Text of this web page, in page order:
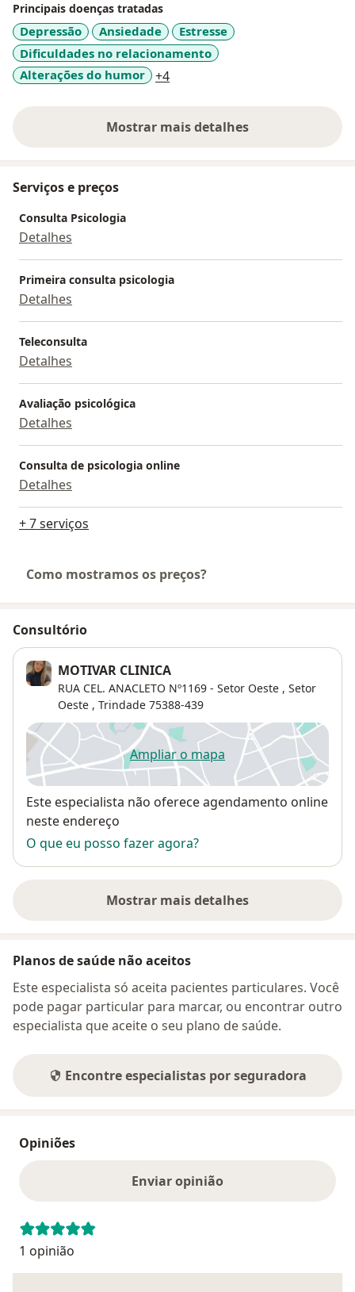
Principais doenças tratadas
Depressão Ansiedade
Estresse
Dificuldades no relacionamento
Alterações do humor
+4a11y_sr_more_diseases
Mostrar mais detalhes
sobre a experiência
Serviços e preços
Consulta Psicologia
Detalhes
Primeira consulta psicologia
Detalhes
Teleconsulta
Detalhes
Avaliação psicológica
Detalhes
Consulta de psicologia online
Detalhes
+ 7 serviços
Como mostramos os preços?
Consultório
MOTIVAR CLINICA
RUA CEL. ANACLETO Nº1169 - Setor Oeste , Setor
Oeste , Trindade 75388-439
Ampliar o mapaabre num novo separador
Disponibilidade
Este especialista não oferece agendamento online
neste endereço
O que eu posso fazer agora?
Mostrar mais detalhes
sobre o endereço
Planos de saúde não aceitos
Este especialista só aceita pacientes particulares. Você
pode pagar particular para marcar, ou encontrar outro
especialista que aceite o seu plano de saúde.
Encontre especialistas por seguradora
Opiniões
Enviar opinião
1 opinião